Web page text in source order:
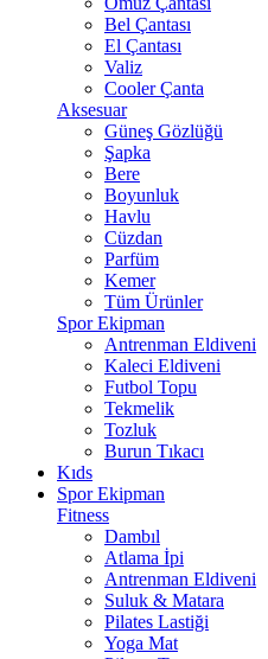
Bel Çantası
El Çantası
Valiz
Cooler Çanta
Aksesuar
Güneş Gözlüğü
Şapka
Bere
Boyunluk
Havlu
Cüzdan
Parfüm
Kemer
Tüm Ürünler
Spor Ekipman
Antrenman Eldiveni
Kaleci Eldiveni
Futbol Topu
Tekmelik
Tozluk
Burun Tıkacı
Kıds
Spor Ekipman
Fitness
Dambıl
Atlama İpi
Antrenman Eldiveni
Suluk & Matara
Pilates Lastiği
Yoga Mat